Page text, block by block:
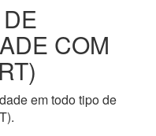
COM
em todo tipo de